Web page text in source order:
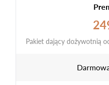
Pakiet dający dożywotnią